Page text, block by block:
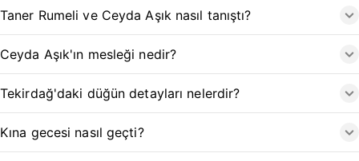
Taner Rumeli ve Ceyda Aşık nasıl tanıştı?
Ceyda Aşık'ın mesleği nedir?
Tekirdağ'daki düğün detayları nelerdir?
Kına gecesi nasıl geçti?